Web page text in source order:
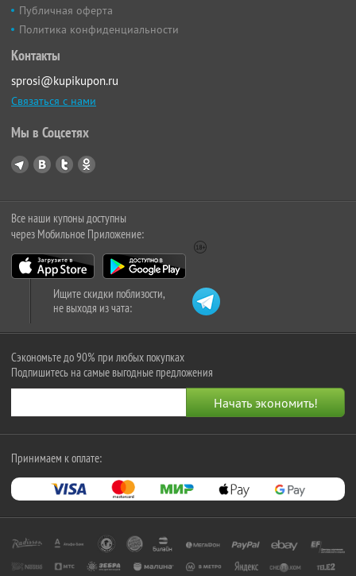
Публичная оферта
Политика конфиденциальности
Контакты
sprosi@kupikupon.ru
Связаться с нами
Мы в Соцсетях
Все наши купоны доступны
через Мобильное Приложение:
Ищите скидки поблизости,
не выходя из чата:
Сэкономьте до 90% при любых покупках
Подпишитесь на самые выгодные предложения
Принимаем к оплате: